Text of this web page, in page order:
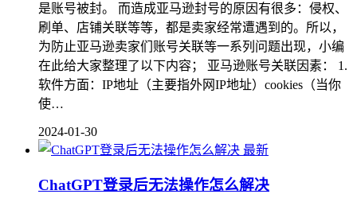
是账号被封。 而造成亚马逊封号的原因有很多：侵权、
刷单、店铺关联等等，都是卖家经常遭遇到的。所以，
为防止亚马逊卖家们账号关联等一系列问题出现，小编
在此给大家整理了以下内容； 亚马逊账号关联因素： 1.
软件方面：IP地址（主要指外网IP地址）cookies（当你
使…
2024-01-30
最新
ChatGPT登录后无法操作怎么解决